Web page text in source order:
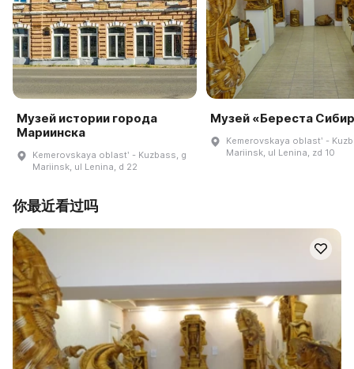
Музей истории города
Мариинска
Kemerovskaya oblastʹ - Kuzbass, g
Mariinsk, ul Lenina, d 22
Музей «Береста
Kemerovskaya oblastʹ -
Mariinsk, ul Lenina, zd 10
你最近看过吗